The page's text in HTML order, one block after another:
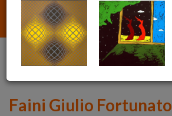
Faini Giulio Fortunato